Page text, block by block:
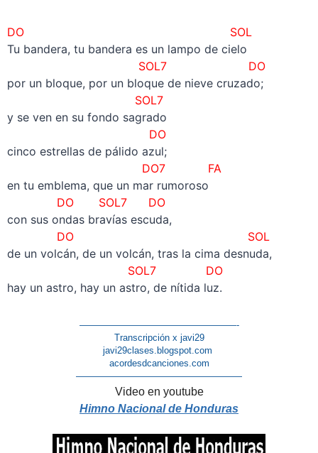
DO SOL
Tu bandera, tu bandera es un lampo de cielo
SOL7 DO
por un bloque, por un bloque de nieve cruzado;
SOL7
y se ven en su fondo sagrado
DO
cinco estrellas de pálido azul;
DO7 FA
en tu emblema, que un mar rumoroso
DO SOL7 DO
con sus ondas bravías escuda,
DO SOL
de un volcán, de un volcán, tras la cima desnuda,
SOL7 DO
hay un astro, hay un astro, de nítida luz.
—————————————————-
Transcripción x javi29
javi29clases.blogspot.com
acordesdcanciones.com
——————————————————
Video en youtube
Himno Nacional de Honduras